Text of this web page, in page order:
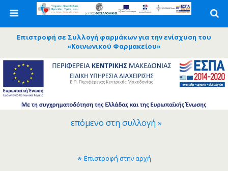
Επιστροφή σε Συλλογή φαρμάκων για την ενίσχυση του
«Κοινωνικού Φαρμακείου»
επόμενο στη συλλογή »
Επιστροφή στην αρχή